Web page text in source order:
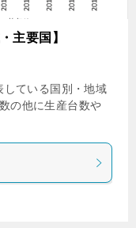
主要国】
している国別・地域
の他に生産台数や